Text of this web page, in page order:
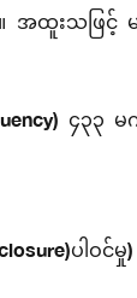
အထူးသဖြင့်
၄၃၃ မ
ပါဝင်မှု)